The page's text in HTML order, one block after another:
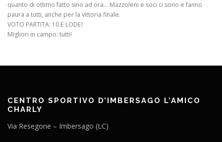
quanto di ottimo fatto sino ad ora… Mazzoleni e soci ci sono e fanno
paura a tutti, anche per la vittoria finale.
VOTO PARTITA: 10 E LODE!
Migliori in campo: tutti!
CENTRO SPORTIVO D’IMBERSAGO L’AMICO
CHARLY
Via Resegone – Imbersago (LC)